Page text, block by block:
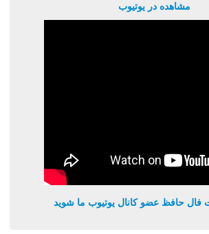
مشاهده در یوتیوب
فال حافظ عضو کانال یوتیوب ما شوید